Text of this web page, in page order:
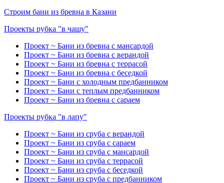
Строим бани из бревна в Казани
Проекты рубка "в чашу"
Проект ~ Бани из бревна с мансардой
Проект ~ Бани из бревна с верандой
Проект ~ Бани из бревна с террасой
Проект ~ Бани из бревна с беседкой
Проект ~ Бани с холодным предбанником
Проект ~ Бани с теплым предбанником
Проект ~ Бани из бревна с сараем
Проекты рубка "в лапу"
Проект ~ Бани из сруба с верандой
Проект ~ Бани из сруба с сараем
Проект ~ Бани из сруба с мансардой
Проект ~ Бани из сруба с террасой
Проект ~ Бани из сруба с беседкой
Проект ~ Бани из сруба с предбанником